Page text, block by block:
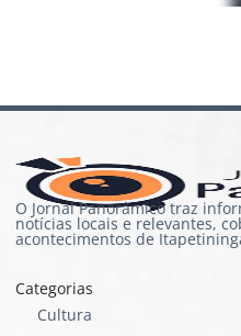
O Jornal Panorâmico traz
notícias locais e relevantes,
acontecimentos de
Categorias
Cultura